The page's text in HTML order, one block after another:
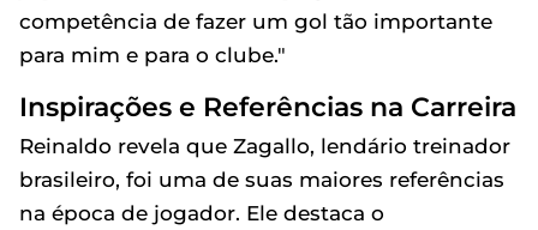
competência de fazer um gol tão importante
para mim e para o clube."
Inspirações e Referências na Carreira
Reinaldo revela que Zagallo, lendário treinador
brasileiro, foi uma de suas maiores referências
na época de jogador. Ele destaca o